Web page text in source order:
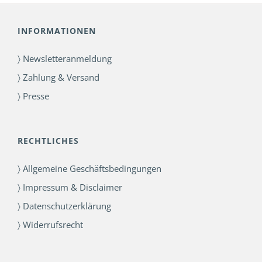
INFORMATIONEN
〉 Newsletteranmeldung
〉 Zahlung & Versand
〉 Presse
RECHTLICHES
〉 Allgemeine Geschäftsbedingungen
〉 Impressum & Disclaimer
〉 Datenschutzerklärung
〉 Widerrufsrecht